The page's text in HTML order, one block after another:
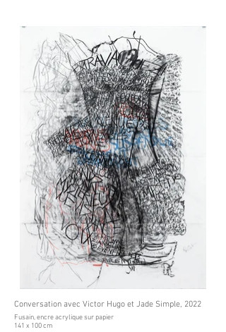
Conversation avec Victor Hugo et Jade Simple, 2022
Fusain, encre acrylique sur papier
141 x 100 cm